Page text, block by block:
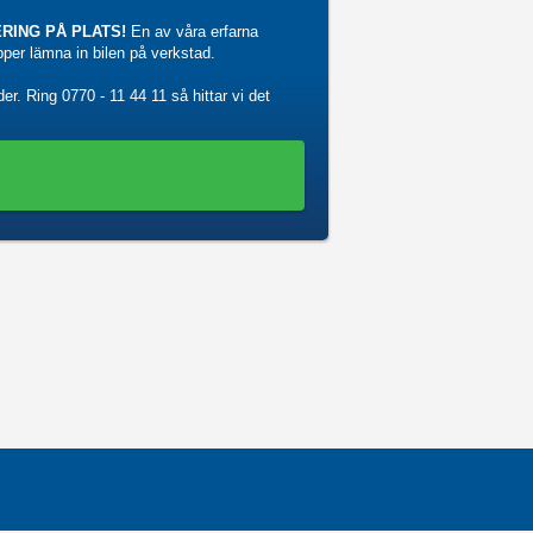
PÅ PLATS! En av våra erfarna
lämna in bilen på verkstad.
Ring 0770 - 11 44 11 så hittar vi det